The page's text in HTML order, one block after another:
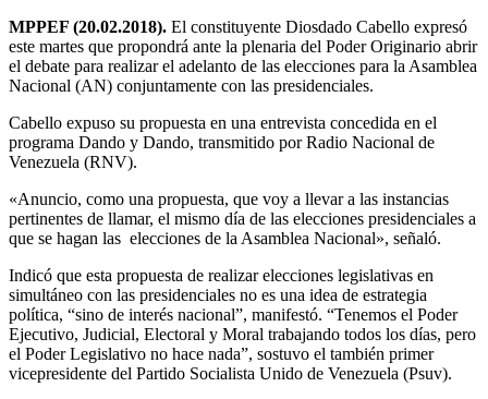
MPPEF (20.02.2018). El constituyente Diosdado Cabello expresó
este martes que propondrá ante la plenaria del Poder Originario abrir
el debate para realizar el adelanto de las elecciones para la Asamblea
Nacional (AN) conjuntamente con las presidenciales.
Cabello expuso su propuesta en una entrevista concedida en el
programa Dando y Dando, transmitido por Radio Nacional de
Venezuela (RNV).
«Anuncio, como una propuesta, que voy a llevar a las instancias
pertinentes de llamar, el mismo día de las elecciones presidenciales a
que se hagan las elecciones de la Asamblea Nacional», señaló.
Indicó que esta propuesta de realizar elecciones legislativas en
simultáneo con las presidenciales no es una idea de estrategia
política, “sino de interés nacional”, manifestó. “Tenemos el Poder
Ejecutivo, Judicial, Electoral y Moral trabajando todos los días, pero
el Poder Legislativo no hace nada”, sostuvo el también primer
vicepresidente del Partido Socialista Unido de Venezuela (Psuv).